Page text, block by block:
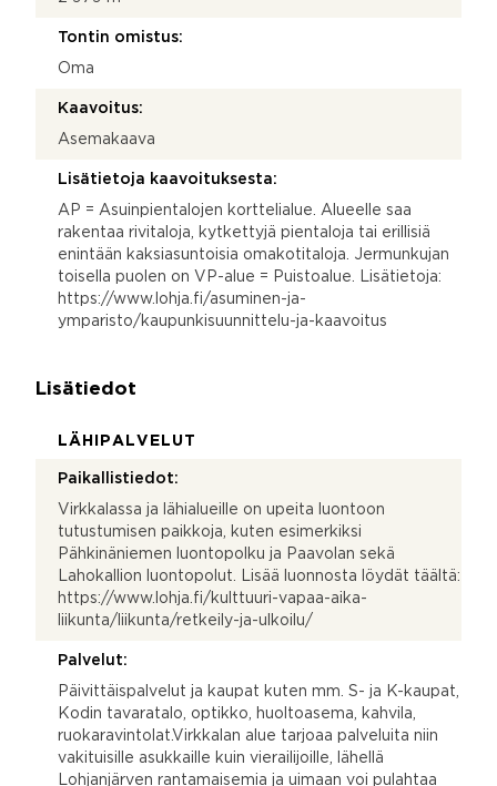
Tontin omistus:
Oma
Kaavoitus:
Asemakaava
Lisätietoja kaavoituksesta:
AP = Asuinpientalojen korttelialue. Alueelle saa
rakentaa rivitaloja, kytkettyjä pientaloja tai erillisiä
enintään kaksiasuntoisia omakotitaloja. Jermunkujan
toisella puolen on VP-alue = Puistoalue. Lisätietoja:
https://www.lohja.fi/asuminen-ja-
ymparisto/kaupunkisuunnittelu-ja-kaavoitus
Lisätiedot
LÄHIPALVELUT
Paikallistiedot:
Virkkalassa ja lähialueille on upeita luontoon
tutustumisen paikkoja, kuten esimerkiksi
Pähkinäniemen luontopolku ja Paavolan sekä
Lahokallion luontopolut. Lisää luonnosta löydät täältä:
https://www.lohja.fi/kulttuuri-vapaa-aika-
liikunta/liikunta/retkeily-ja-ulkoilu/
Palvelut:
Päivittäispalvelut ja kaupat kuten mm. S- ja K-kaupat,
Kodin tavaratalo, optikko, huoltoasema, kahvila,
ruokaravintolat.Virkkalan alue tarjoaa palveluita niin
vakituisille asukkaille kuin vierailijoille, lähellä
Lohjanjärven rantamaisemia ja uimaan voi pulahtaa